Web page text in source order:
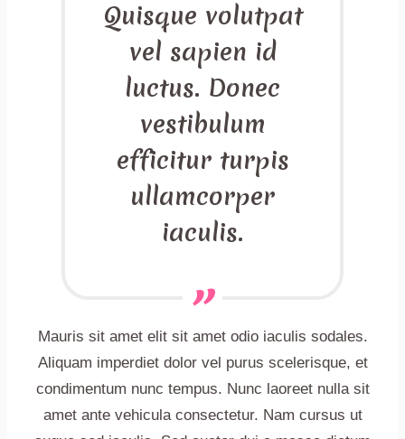
Quisque volutpat
vel sapien id
luctus. Donec
vestibulum
efficitur turpis
ullamcorper
iaculis.
Mauris sit amet elit sit amet odio iaculis sodales.
Aliquam imperdiet dolor vel purus scelerisque, et
condimentum nunc tempus. Nunc laoreet nulla sit
amet ante vehicula consectetur. Nam cursus ut